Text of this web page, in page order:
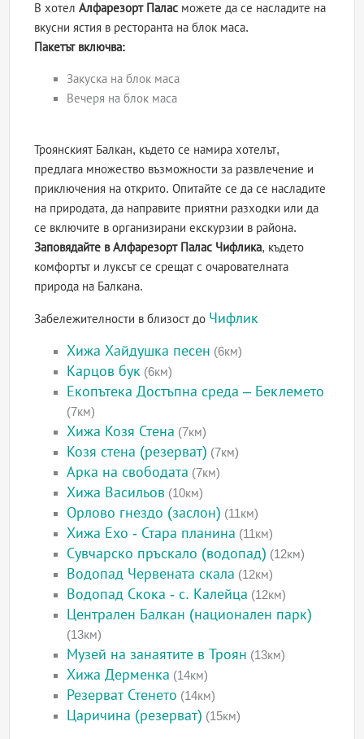
В хотелАлфарезорт Палас можете да се насладите на
вкусни ястия в ресторанта на блок маса.
Пакетът включва:
Закуска на блок маса
Вечеря на блок маса
Троянският Балкан, където се намира хотелът,
предлага множество възможности за развлечение и
приключения на открито. Опитайте се да се насладите
на природата, да направите приятни разходки или да
се включите в организирани екскурзии в района.
Заповядайте в Алфарезорт Палас Чифлика, където
комфортът и луксът се срещат с очарователната
природа на Балкана.
Забележителности в близост до Чифлик
Хижа Хайдушка песен (6км)
Карцов бук (6км)
Екопътека Достъпна среда – Беклемето
(7км)
Хижа Козя Стена (7км)
Козя стена (резерват) (7км)
Арка на свободата (7км)
Хижа Васильов (10км)
Орлово гнездо (заслон) (11км)
Хижа Ехо - Стара планина (11км)
Сувчарско пръскало (водопад) (12км)
Водопад Червената скала (12км)
Водопад Скока - с. Калейца (12км)
Централен Балкан (национален парк)
(13км)
Музей на занаятите в Троян (13км)
Хижа Дерменка (14км)
Резерват Стенето (14км)
Царичина (резерват) (15км)